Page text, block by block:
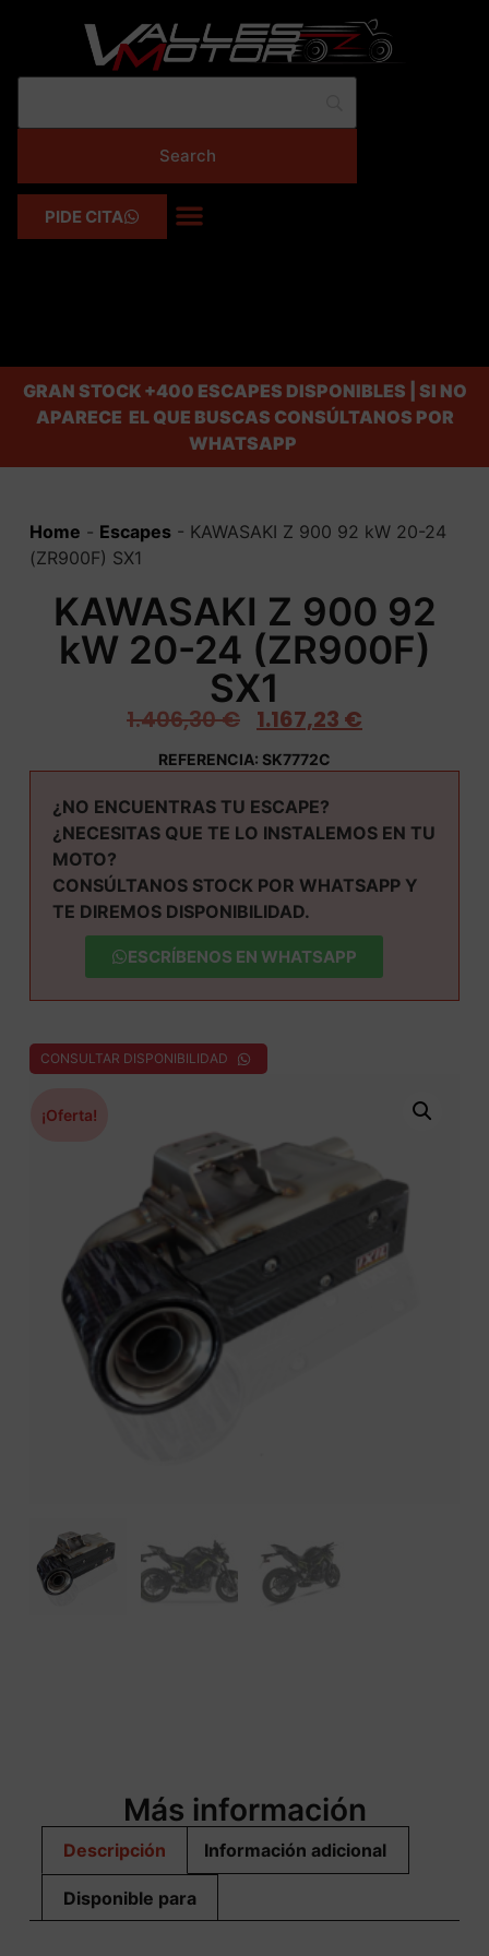
PIDE CITA
GRAN STOCK+400 ESCAPES DISPONIBLES | SI NO
APARECE EL QUE BUSCAS CONSÚLTANOS POR
WHATSAPP
Home - Escapes- KAWASAKI Z 900 92 kW 20-24
(ZR900F) SX1
KAWASAKI Z 900 92
kW 20-24 (ZR900F)
SX1
1.406,30€ 1.167,23 €
REFERENCIA: SK7772C
¿NO ENCUENTRAS TU ESCAPE?
¿NECESITAS QUE TE LO INSTALEMOS EN TU
MOTO?
CONSÚLTANOS STOCK POR WHATSAPP Y
TE DIREMOS DISPONIBILIDAD.
ESCRÍBENOS EN WHATSAPP
CONSULTAR DISPONIBILIDAD
¡Oferta!
Más información
Descripción Información adicional
Disponible para